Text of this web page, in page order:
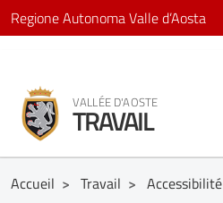
Regione Autonoma Valle d’Aosta
VALLÉE D'AOSTE
TRAVAIL
Accueil > Travail > Accessibilité